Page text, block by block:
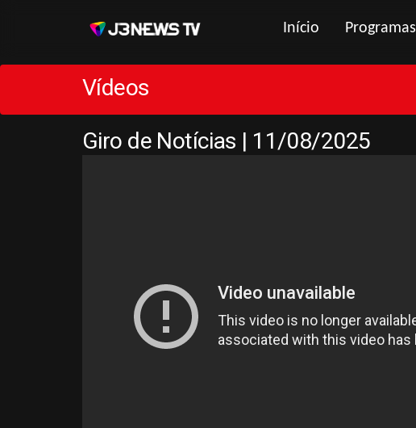
Início Programas
Vídeos
Giro de Notícias | 11/08/2025